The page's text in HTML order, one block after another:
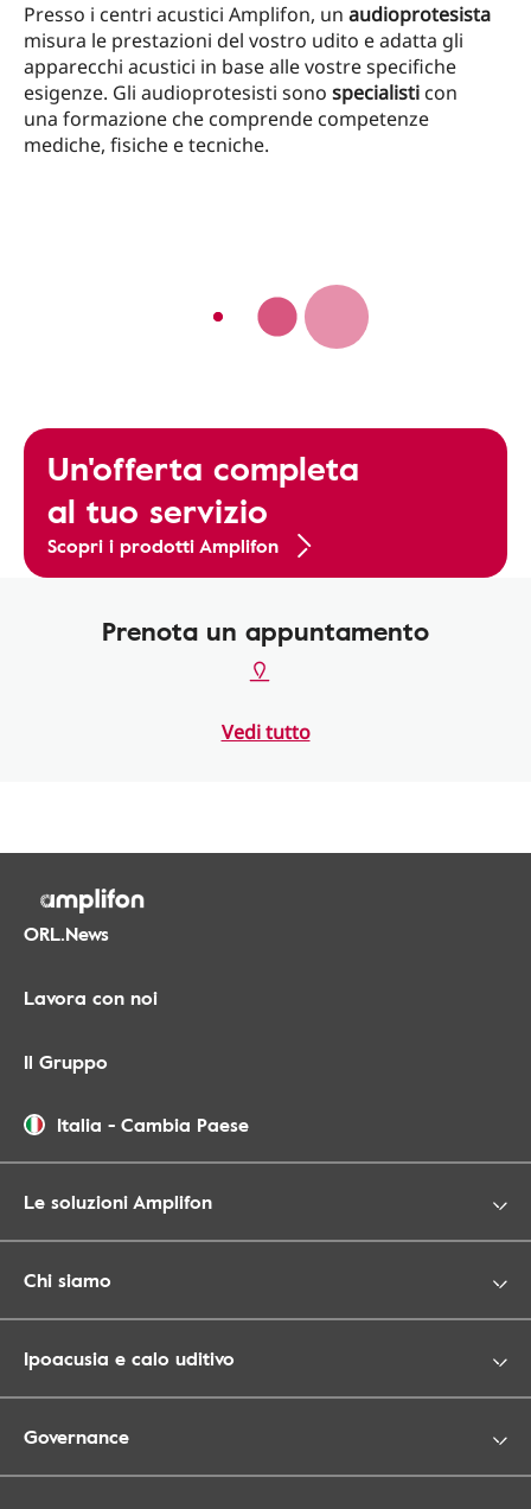
Presso i centri acustici Amplifon, un audioprotesista
misura le prestazioni del vostro udito e adatta gli
apparecchi acustici in base alle vostre specifiche
esigenze. Gli audioprotesisti sono specialisti con
una formazione che comprende competenze
mediche, fisiche e tecniche.
Un'offerta completa
al tuo servizio
Scopri i prodotti Amplifon
Prenota un appuntamento
Vedi tutto
ORL.News
Lavora con noi
Il Gruppo
Italia - Cambia Paese
Le soluzioni Amplifon
Chi siamo
Ipoacusia e calo uditivo
Governance